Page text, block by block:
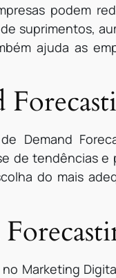
podem
suprimentos,
ajuda as
Demand
de tendências
do mais
Marketing